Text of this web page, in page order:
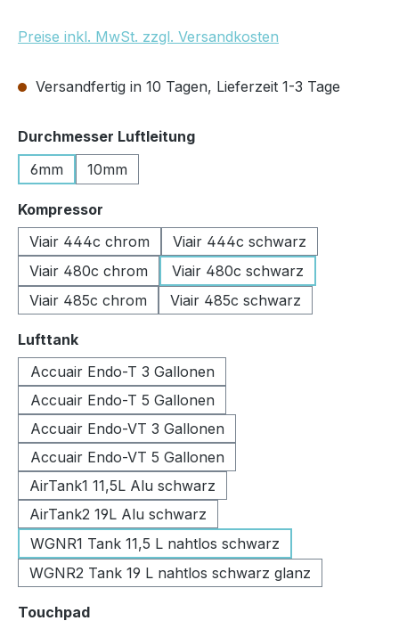
Preise inkl. MwSt. zzgl. Versandkosten
Versandfertig in 10 Tagen, Lieferzeit 1-3 Tage
Durchmesser Luftleitungauswählen
6mm
10mm
Kompressor
Viair 444c chrom
Viair 444c schwarz
Viair 480c chrom
Viair 480c schwarz
Viair 485c chrom
Viair 485c schwarz
Lufttankauswählen
Accuair Endo-T 3 Gallonen
Accuair Endo-T 5 Gallonen
Accuair Endo-VT 3 Gallonen
Accuair Endo-VT 5 Gallonen
AirTank1 11,5L Alu schwarz
AirTank2 19L Alu schwarz
WGNR1 Tank 11,5 L nahtlos schwarz
WGNR2 Tank 19 L nahtlos schwarz glanz
Touchpadauswählen